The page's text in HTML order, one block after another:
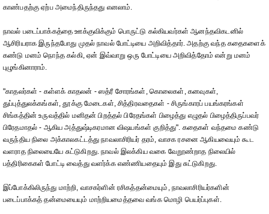
காண்பதற்கு ஏற்ப அமைந்திருந்தது எனலாம்.
நாவல் படைப்பாக்கத்தை ஊக்குவிக்கும் பொருட்டு கல்கியவர்கள் ஆனந்தவிகடனில்
ஆசிரியராக இருந்தபோது முதல் நாவல் போட்டியை அறிவித்தார். அதற்கு வந்த கதைகளைக்
கண்டு மனம் நொந்த கல்கி, ஏன் இவ்வாறு ஒரு போட்டியை அறிவித்தோம் என்று மனம்
புழுங்கினாராம்.
"காதலர்கள் - கள்ளக் காதலன் - ஸத்ரீ சோரங்கள், கொலைகள், கனவுகள்,
துப்புத்துலக்கங்கள், தூக்கு மேடைகள், சித்திரவதைகள் - சிருங்காரப் பயங்கரங்கள்
சிங்கத்தின் உருவத்தில் மனிதன் பிறத்தல் பிரேதங்கள் பிழைத்து எழுதல் பிழைத்திருப்பவர்
பிரேதமாதல் - ஆகிய அத்துஷ்டிகரமான விஷயங்கள் குறித்து". கதைகள் வந்தமை கண்டு
வருந்திய நிலை அக்காலகட்டத்து நாவலாசிரியர் தரம், வாசக ரசனை ஆகியவையும் கூட
வளராத நிலையையே சுட்டுகிறது. நாவல் இலக்கிய வகை வேறூண்றாத நிலையில்
பத்திரிகைகள் போட்டி வைத்து வளர்க்க எண்ணியதையும் இது சுட்டுகிறது.
இப்போக்கிலிருந்து மாற்றி, வாசகர்ளின் ரசிகத்தன்மையும், நாவலாசிரியர்களின்
படைப்பாக்கத் தன்மையையும் மாற்றியமைத்தவை வங்க மொழி பெயர்ப்புகள்.